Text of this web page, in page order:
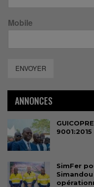
Mobile
ENVOYER
ANNONCES
9001:2015
SimFer